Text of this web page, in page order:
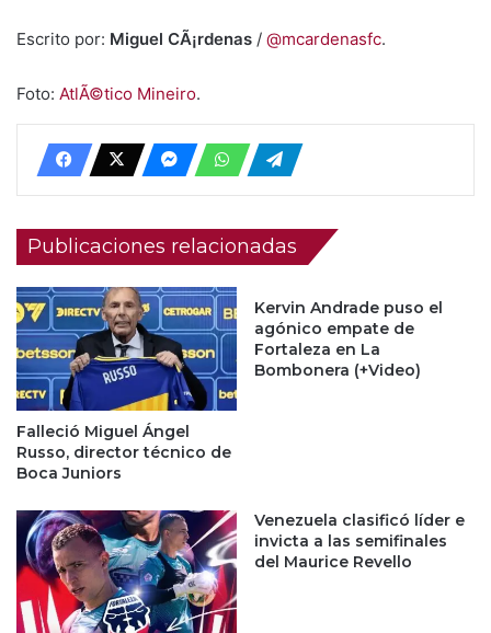
Escrito por: Miguel CÃ¡rdenas / @mcardenasfc.
Foto: AtlÃ©tico Mineiro.
Publicaciones relacionadas
Falleció Miguel Ángel
Russo, director técnico de
Boca Juniors
Kervin Andrade puso el
agónico empate de
Fortaleza en La
Bombonera (+Video)
Venezuela clasificó líder e
invicta a las semifinales
del Maurice Revello